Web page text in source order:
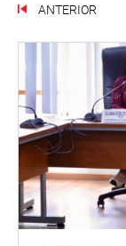
ANTERIOR